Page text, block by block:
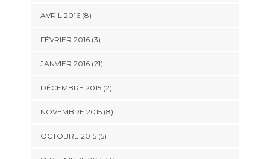
AVRIL 2016 (8)
FÉVRIER 2016 (3)
JANVIER 2016 (21)
DÉCEMBRE 2015 (2)
NOVEMBRE 2015 (8)
OCTOBRE 2015 (5)